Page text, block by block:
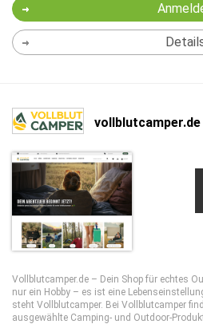
vollblutcamper.de
Vollblutcamper.de – Dein Shop für echtes
nur ein Hobby – es ist eine
steht Vollblutcamper. Bei Vollblutcamper
ausgewählte Camping- und Outdoor-